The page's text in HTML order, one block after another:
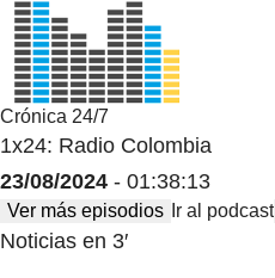
Crónica 24/7
1x24: Radio Colombia
23/08/2024 - 01:38:13
Ver más episodios Ir al podcast
Noticias en 3′